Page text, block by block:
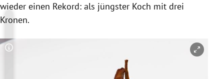
wieder einen Rekord: als jüngster Koch mit drei
Kronen.
Copyright-Hinweis öffnen/schließen